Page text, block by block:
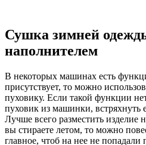
Сушка зимней
наполнителем
В некоторых машинах есть
присутствует, то можно
пуховику. Если такой функции
пуховик из машинки, встряхнуть
Лучше всего разместить изделие
вы стираете летом, то можно
главное, чтоб на нее не